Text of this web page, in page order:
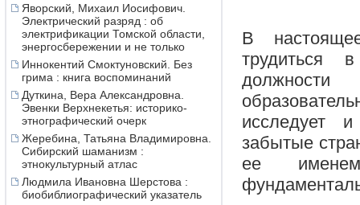
Яворский, Михаил Иосифович.
Электрический разряд : об
электрификации Томской области,
энергосбережении и не только
Иннокентий Смоктуновский. Без
грима : книга воспоминаний
Дуткина, Вера Александровна.
Эвенки Верхнекетья: историко-
этнографический очерк
Жеребина, Татьяна Владимировна.
Сибирский шаманизм :
этнокультурный атлас
Людмила Ивановна Шерстова :
биобиблиографический указатель
В
трудиться
должности
исследует
забытые
ее именем